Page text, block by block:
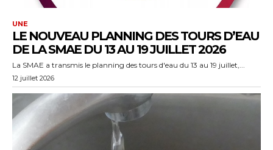
UNE
LE NOUVEAU PLANNING DES TOURS D’EAU
DE LA SMAE DU 13 AU 19 JUILLET 2026
La SMAE a transmis le planning des tours d'eau du 13 au 19 juillet,...
12 juillet 2026